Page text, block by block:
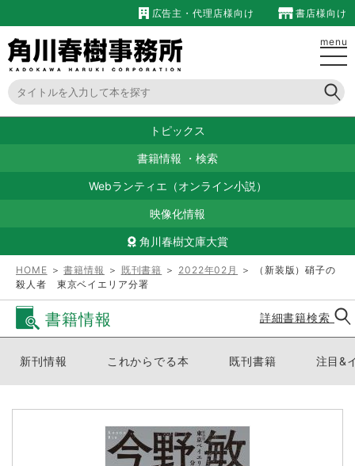
広告主・代理店様向け 書店様向け
menu
トピックス
書籍情報 ・ 検索
Webランティエ（オンライン小説）
映像化情報
角川春樹文庫大賞
HOME ＞書籍情報 ＞ 既刊書籍 ＞ 2022年02月
＞ （新装版）硝子の
殺人者 東京ベイエリア分署
書籍情報 詳細書籍検索
新刊情報 これからでる本 既刊書籍 注目&